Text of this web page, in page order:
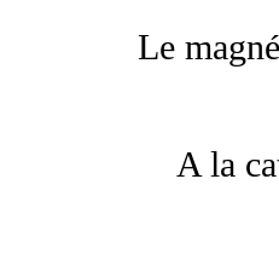
Le
A la